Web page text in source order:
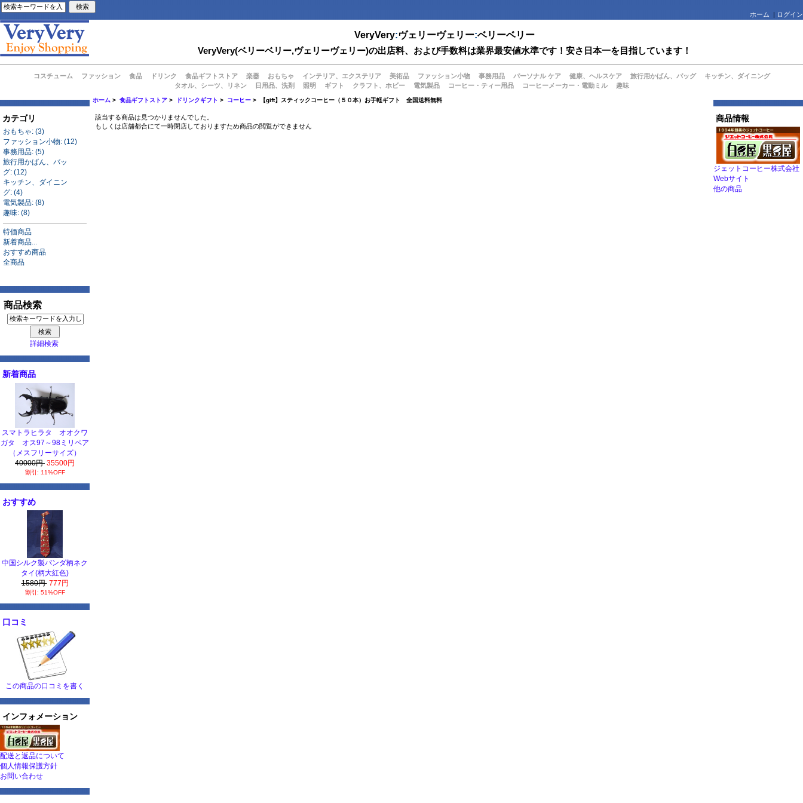
ホーム | ログイン
VeryVery:ヴェリーヴェリー:ベリーベリー
VeryVery(ベリーベリー,ヴェリーヴェリー)の出店料、および手数料は業界最安値水準です！安さ日本一を目指しています！
コスチューム ファッション 食品 ドリンク 食品ギフトストア 楽器 おもちゃ インテリア、エクステリア 美術品 ファッション小物 事務用品 パーソナル ケア 健康、ヘルスケア 旅行用かばん、バッグ
キッチン、ダイニング
タオル、シーツ、リネン
日用品、洗剤 照明 ギフト クラフト、ホビー 電気製品 コーヒー・ティー用品 コーヒーメーカー・電動ミル 趣味
カテゴリ
おもちゃ: (3)
ファッション小物: (12)
事務用品: (5)
旅行用かばん、バッ
グ: (12)
キッチン、ダイニン
グ: (4)
電気製品: (8)
趣味: (8)
特価商品
新着商品...
おすすめ商品
全商品
商品検索
詳細検索
新着商品
スマトラヒラタ オオクワ
ガタ オス97～98ミリペア
（メスフリーサイズ）
40000円 35500円
割引: 11%OFF
おすすめ
中国シルク製パンダ柄ネク
タイ(柄大紅色)
1580円 777円
割引: 51%OFF
口コミ
この商品の口コミを書く
インフォメーション
配送と返品について
個人情報保護方針
お問い合わせ
ホーム >食品ギフトストア > ドリンクギフト > コーヒー > 【gift】スティックコーヒー（５０本）お手軽ギフト 全国送料無料
該当する商品は見つかりませんでした。
もしくは店舗都合にて一時閉店しておりますため商品の閲覧ができません
商品情報
ジェットコーヒー株式会社
Webサイト
他の商品